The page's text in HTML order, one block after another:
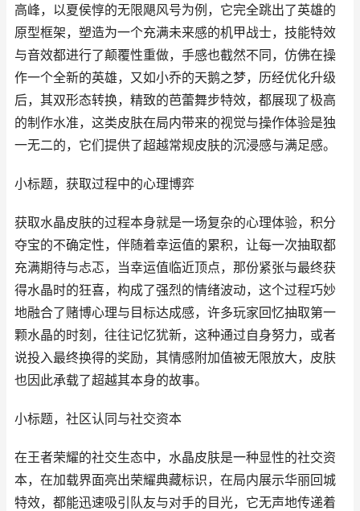
高峰，以夏侯惇的无限飓风号为例，它完全跳出了英雄的
原型框架，塑造为一个充满未来感的机甲战士，技能特效
与音效都进行了颠覆性重做，手感也截然不同，仿佛在操
作一个全新的英雄，又如小乔的天鹅之梦，历经优化升级
后，其双形态转换，精致的芭蕾舞步特效，都展现了极高
的制作水准，这类皮肤在局内带来的视觉与操作体验是独
一无二的，它们提供了超越常规皮肤的沉浸感与满足感。
小标题，获取过程中的心理博弈
获取水晶皮肤的过程本身就是一场复杂的心理体验，积分
夺宝的不确定性，伴随着幸运值的累积，让每一次抽取都
充满期待与忐忑，当幸运值临近顶点，那份紧张与最终获
得水晶时的狂喜，构成了强烈的情绪波动，这个过程巧妙
地融合了赌博心理与目标达成感，许多玩家回忆抽取第一
颗水晶的时刻，往往记忆犹新，这种通过自身努力，或者
说投入最终换得的奖励，其情感附加值被无限放大，皮肤
也因此承载了超越其本身的故事。
小标题，社区认同与社交资本
在王者荣耀的社交生态中，水晶皮肤是一种显性的社交资
本，在加载界面亮出荣耀典藏标识，在局内展示华丽回城
特效，都能迅速吸引队友与对手的目光，它无声地传递着